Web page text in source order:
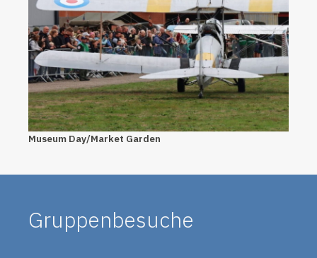
Museum Day/Market Garden
Gruppenbesuche